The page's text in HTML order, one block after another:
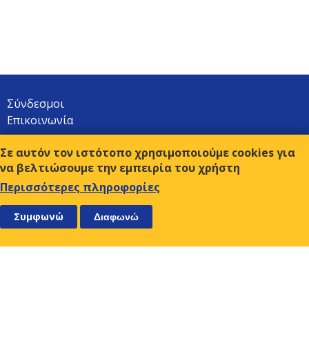
Σύνδεσμοι
Επικοινωνία
Όροι χρήσης
ΑΚΟΛΟΥΘΗΣΤΕ ΜΑΣ
Ο.Κ.Ε.
Αμβρ. Φραντζή 9, 117 43 Αθήνα
Τ: 210-9249510-2
Σε αυτόν τον ιστότοπο χρησιμοποιούμε cookies για
να βελτιώσουμε την εμπειρία του χρήστη
Περισσότερες πληροφορίες
Συμφωνώ Διαφωνώ